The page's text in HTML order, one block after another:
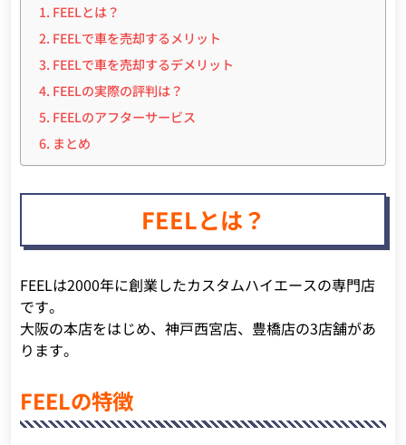
FEELとは？
FEELで車を売却するメリット
FEELで車を売却するデメリット
FEELの実際の評判は？
FEELのアフターサービス
まとめ
FEELとは？
FEELは2000年に創業したカスタムハイエースの専門店
です。
大阪の本店をはじめ、神戸西宮店、豊橋店の3店舗があ
ります。
FEELの特徴